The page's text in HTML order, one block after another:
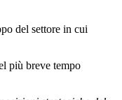
del settore in cui
più breve tempo